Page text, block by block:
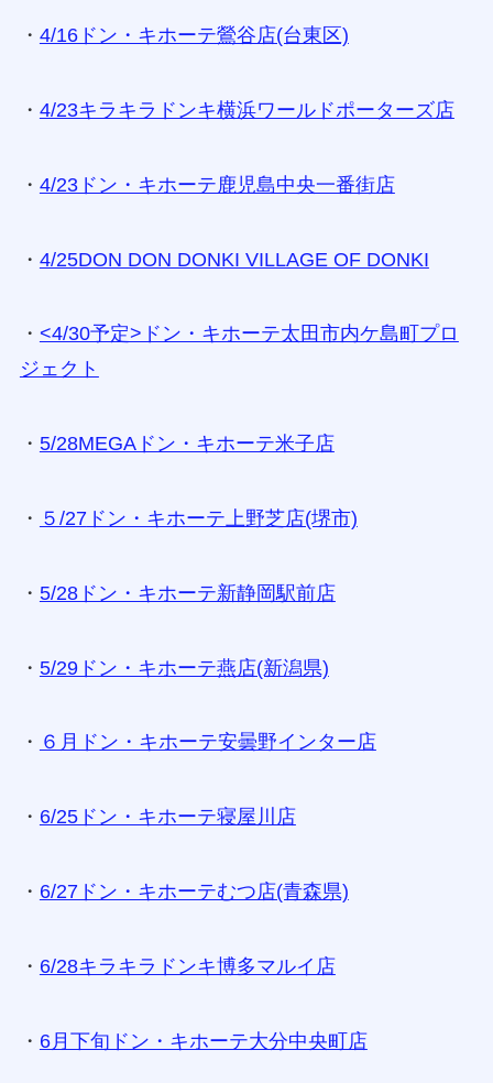
・ 4/16ドン・キホーテ鶯谷店(台東区)
・ 4/23キラキラドンキ横浜ワールドポーターズ店
・ 4/23ドン・キホーテ鹿児島中央一番街店
・ 4/25DON DON DONKI VILLAGE OF DONKI
・ <4/30予定>ドン・キホーテ太田市内ケ島町プロ
ジェクト
・ 5/28MEGAドン・キホーテ米子店
・ ５/27ドン・キホーテ上野芝店(堺市)
・ 5/28ドン・キホーテ新静岡駅前店
・ 5/29ドン・キホーテ燕店(新潟県)
・ ６月ドン・キホーテ安曇野インター店
・ 6/25ドン・キホーテ寝屋川店
・ 6/27ドン・キホーテむつ店(青森県)
・ 6/28キラキラドンキ博多マルイ店
・ 6月下旬ドン・キホーテ大分中央町店